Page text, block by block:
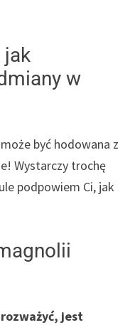
jak
w
być hodowana z
Wystarczy trochę
podpowiem Ci, jak
jest